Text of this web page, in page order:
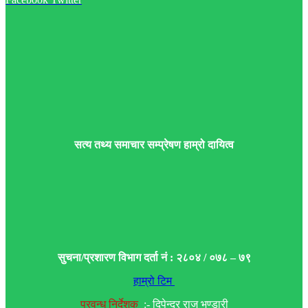
सत्य तथ्य समाचार सम्प्रेषण हाम्रो दायित्व
सुचना/प्रशारण विभाग दर्ता नं : २८०४ / ०७८ – ७९
हाम्रो टिम
प्रवन्ध निर्देशक:- दिपेन्द्र राज भण्डारी